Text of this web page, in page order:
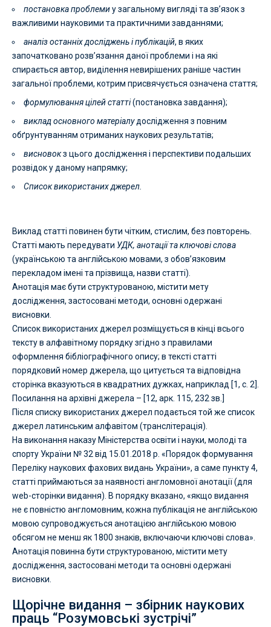
постановка проблемиу загальному вигляді та зв’язок з
важливими науковими та практичними завданнями;
аналіз останніх досліджень і публікацій, в яких
започатковано розв’язання даної проблеми і на які
спирається автор, виділення невирішених раніше частин
загальної проблеми, котрим присвячується означена стаття;
формулювання цілей статті(постановка завдання);
виклад основного матеріалудослідження з повним
обґрунтуванням отриманих наукових результатів;
висновокз цього дослідження і перспективи подальших
розвідок у даному напрямку;
Cписок використаних джерел.
Виклад статті повинен бути чітким, стислим, без повторень.
Статті мають передувати УДК, анотації та ключові слова
(українською та англійською мовами, з обов’язковим
перекладом імені та прізвища, назви статті).
Анотація має бути структурованою, містити мету
дослідження, застосовані методи, основні одержані
висновки.
Список використаних джерел розміщується в кінці всього
тексту в алфавітному порядку згідно з правилами
оформлення бібліографічного опису; в тексті статті
порядковий номер джерела, що цитується та відповідна
сторінка вказуються в квадратних дужках, наприклад [1, с. 2].
Посилання на архівні джерела – [12, арк. 115, 232 зв.]
Після списку використаних джерел подається той же список
джерел латинським алфавітом (транслітерація).
На виконання наказу Міністерства освіти і науки, молоді та
спорту України № 32 від 15.01.2018 р. «Порядок формування
Переліку наукових фахових видань України», а саме пункту 4,
статті приймаються за наявності англомовної анотації (для
web-сторінки видання). В порядку вказано, «якщо видання
не є повністю англомовним, кожна публікація не англійською
мовою супроводжується анотацією англійською мовою
обсягом не менш як 1800 знаків, включаючи ключові слова».
Анотація повинна бути структурованою, містити мету
дослідження, застосовані методи та основні одержані
висновки.
Щорічне видання – збірник наукових
праць “Розумовські зустрічі”